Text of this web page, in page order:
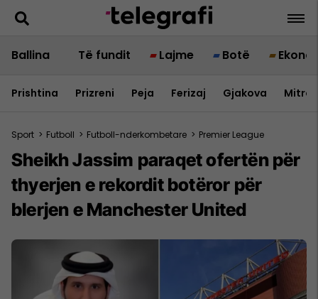
Ballina Të fundit Lajme Botë
Prishtina Prizreni Peja Ferizaj Gjakova
Sport > Futboll > Futboll-nderkombetare > Premier League
Sheikh Jassim paraqet ofertën për
thyerjen e rekordit botëror për
blerjen e Manchester United